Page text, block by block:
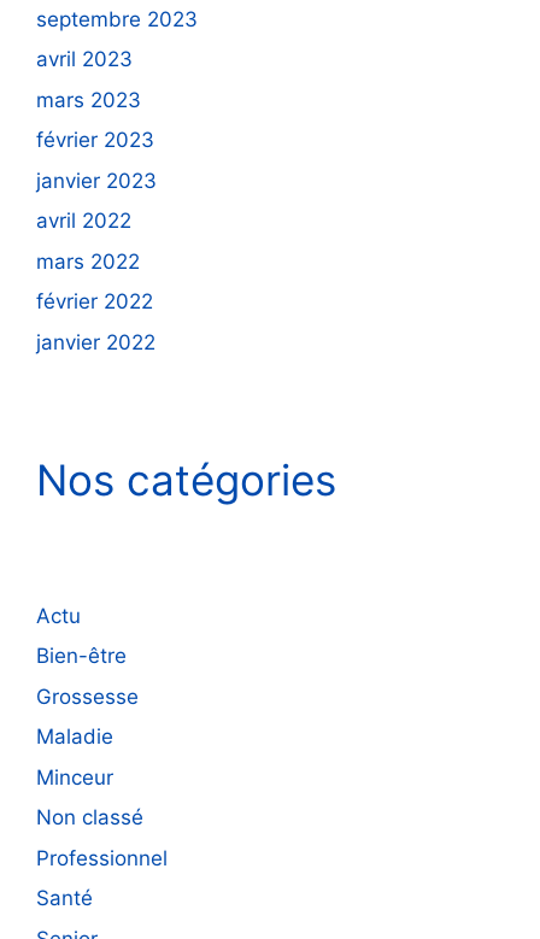
septembre 2023
avril 2023
mars 2023
février 2023
janvier 2023
avril 2022
mars 2022
février 2022
janvier 2022
Nos catégories
Actu
Bien-être
Grossesse
Maladie
Minceur
Non classé
Professionnel
Santé